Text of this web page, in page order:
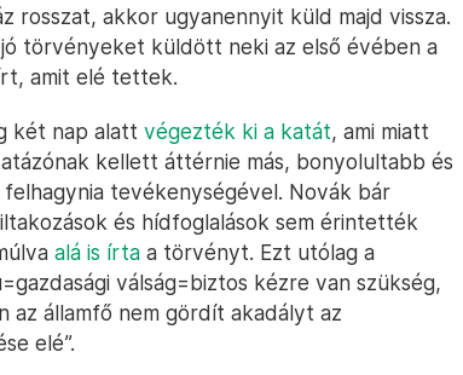
rosszat, akkor ugyanennyit küld majd vissza.
törvényeket küldött neki az első évében a
amit elé tettek.
két nap alatt végezték ki a katát, ami miatt
kellett áttérnie más, bonyolultabb és
tevékenységével. Novák bár
és hídfoglalások sem érintették
alá is írta a törvényt. Ezt utólag a
válság=biztos kézre van szükség,
az államfő nem gördít akadályt az
elé”.